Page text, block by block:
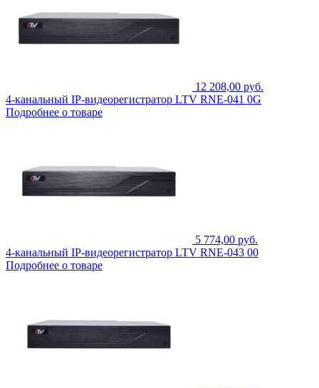
12 208,00 руб.
4-канальный IP-видеорегистратор LTV RNE-041 0G
Подробнее о товаре
5 774,00 руб.
4-канальный IP-видеорегистратор LTV RNE-043 00
Подробнее о товаре